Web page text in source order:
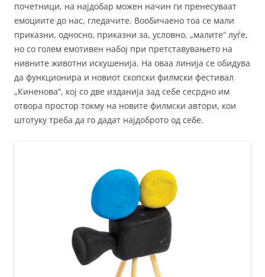
почетници, на најдобар можен начин ги пренесуваат
емоциите до нас, гледачите. Вообичаено тоа се мали
приказни, односно, приказни за, условно, „малите“ луѓе,
но со голем емотивен набој при претставувањето на
нивните животни искушенија. На оваа линија се обидува
да функционира и новиот скопски филмски фестивал
„Киненова“, кој со две изданија зад себе сесрдно им
отвора простор токму на новите филмски автори, кои
штотуку треба да го дадат најдоброто од себе.